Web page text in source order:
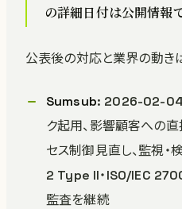
の詳細日付は公開情報
公表後の対応と業界の動き
Sumsub: 2026-02-04
ク起用、影響顧客への
セス制御見直し、監視・
2 Type II・ISO/IEC
監査を継続